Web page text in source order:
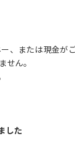
、または現金が
せん。
した